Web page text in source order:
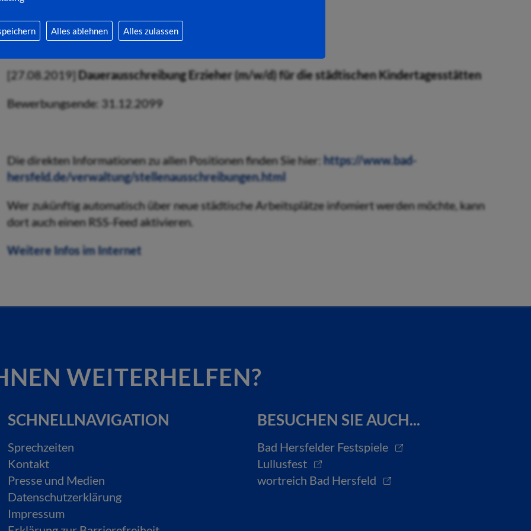
Alles ablehnen Alles zulassen
Bewerbungsende: 01.10.2021
[27.08.2019] Dauerausschreibung Erzieher (m/w/d) für die städtischen Kindertagesstätten
Bewerbungsende: 31.12.2099
Die direkten Informationen zu allen Positionen finden Sie hier: https://www.bad-
hersfeld.de/verwaltung/stellenausschreibungen.html
Wer zukünftig automatisch über neue städtische Arbeitsplätze infomiert werden möchte, kann
dort auch einen RSS-Feed aktivieren.
Weitere Infos im Internet
WEITERHELFEN?
SCHNELLNAVIGATION
Sprechzeiten
Kontakt
Presse und Medien
Datenschutzerklärung
Impressum
BESUCHEN SIE AUCH...
Bad Hersfelder Festspiele
Lullusfest
wortreich Bad Hersfeld